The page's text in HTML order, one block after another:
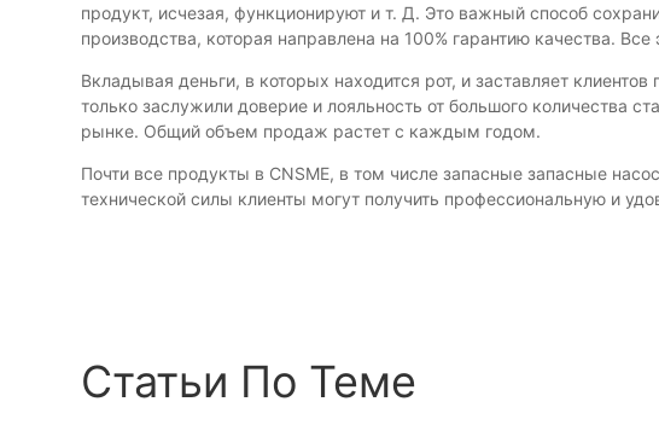
продукт, исчезая, функционируют и т. Д. Это важный способ
производства, которая направлена ​​на 100% гарантию качества.
Вкладывая деньги, в которых находится рот, и заставляет
только заслужили доверие и лояльность от большого количества
рынке. Общий объем продаж растет с каждым годом.
Почти все продукты в CNSME, в том числе запасные запасные
технической силы клиенты могут получить профессиональную и
Статьи По Теме